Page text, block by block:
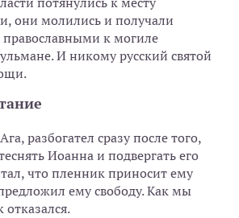
они молились и получали
к могиле
И никому русский святой
разбогател сразу после того,
Иоанна и подвергать его
что пленник приносит ему
ему свободу. Как мы